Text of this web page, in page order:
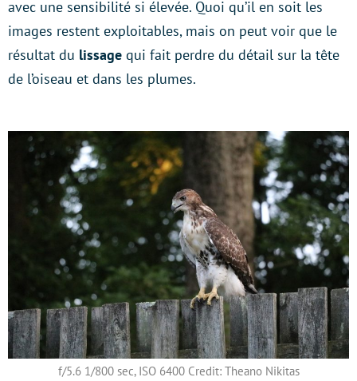
avec une sensibilité si élevée. Quoi qu’il en soit les
images restent exploitables, mais on peut voir que le
résultat du lissage qui fait perdre du détail sur la tête
de l’oiseau et dans les plumes.
f/5.6 1/800 sec, ISO 6400 Credit: Theano Nikitas